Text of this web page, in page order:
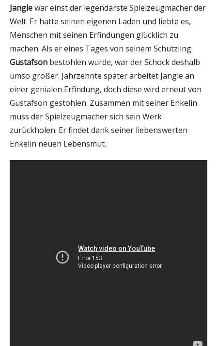
Janglewar einst der legendärste Spielzeugmacher der
Welt. Er hatte seinen eigenen Laden und liebte es,
Menschen mit seinen Erfindungen glücklich zu
machen. Als er eines Tages von seinem Schützling
Gustafson bestohlen wurde, war der Schock deshalb
umso größer. Jahrzehnte später arbeitet Jangle an
einer genialen Erfindung, doch diese wird erneut von
Gustafson gestohlen. Zusammen mit seiner Enkelin
muss der Spielzeugmacher sich sein Werk
zurückholen. Er findet dank seiner liebenswerten
Enkelin neuen Lebensmut.